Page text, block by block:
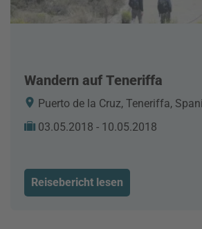
Wandern auf Teneriffa
Puerto de la Cruz, Teneriffa,
03.05.2018 - 10.05.2018
Reisebericht lesen